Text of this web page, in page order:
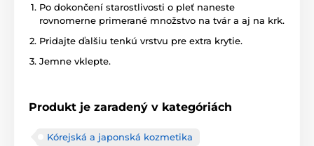
Po dokončení starostlivosti o pleť naneste
rovnomerne primerané množstvo na tvár a aj na krk.
Pridajte ďalšiu tenkú vrstvu pre extra krytie.
Jemne vklepte.
Produkt je zaradený v kategóriách
Kórejská a japonská kozmetika